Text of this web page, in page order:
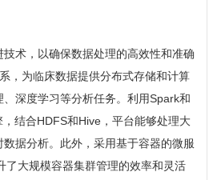
术，以确保数据处理的高效性和准确
，为临床数据提供分布式存储和计算
深度学习等分析任务。利用Spark和
结合HDFS和Hive，平台能够处理大
据分析。此外，采用基于容器的微服
了大规模容器集群管理的效率和灵活